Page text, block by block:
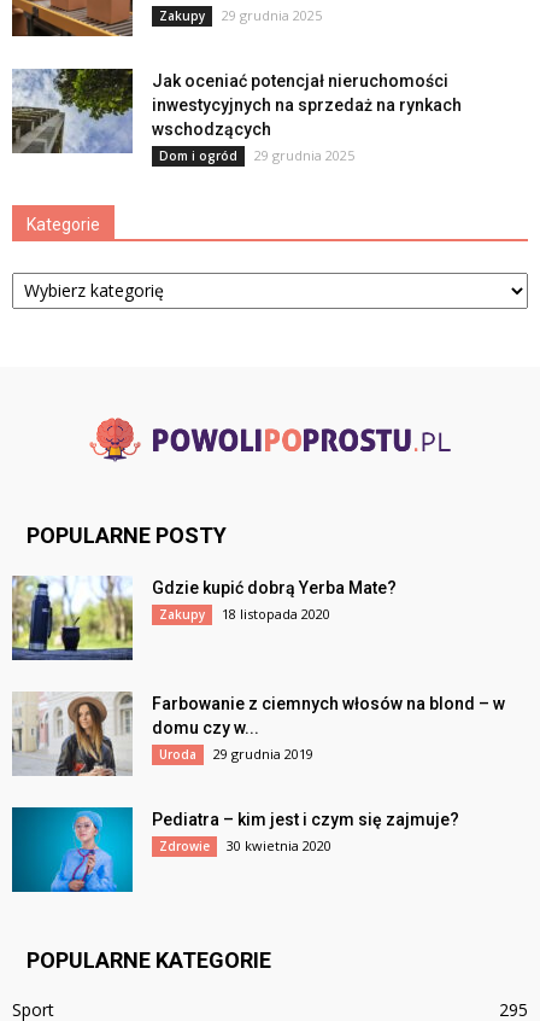
Zakupy 29 grudnia 2025
Jak oceniać potencjał nieruchomości
inwestycyjnych na sprzedaż na rynkach
wschodzących
Dom i ogród 29 grudnia 2025
Kategorie
Kategorie
POPULARNE POSTY
Gdzie kupić dobrą Yerba Mate?
Zakupy 18 listopada 2020
Farbowanie z ciemnych włosów na blond – w
domu czy w...
Uroda 29 grudnia 2019
Pediatra – kim jest i czym się zajmuje?
Zdrowie 30 kwietnia 2020
POPULARNE KATEGORIE
Sport 295